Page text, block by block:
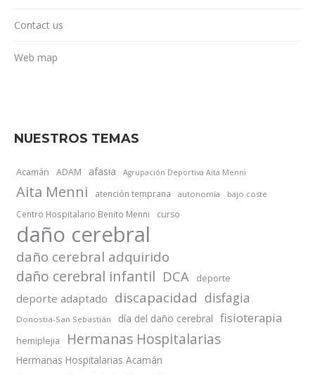
Contact us
Web map
NUESTROS TEMAS
Acamán ADAM afasia Agrupación Deportiva Aita Menni
Aita Menni atención temprana autonomía bajo coste
Centro Hospitalario Benito Menni curso
daño cerebral
daño cerebral adquirido
daño cerebral infantil DCA deporte
deporte adaptado discapacidad disfagia
Donostia-San Sebastián día del daño cerebral fisioterapia
hemiplejia Hermanas Hospitalarias
Hermanas Hospitalarias Acamán